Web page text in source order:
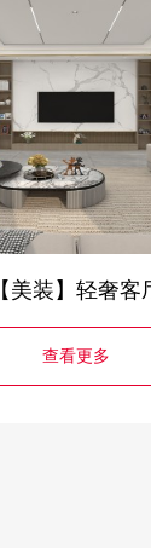
【美装】轻奢客
查看更多